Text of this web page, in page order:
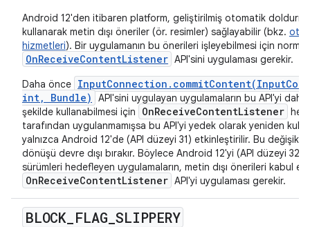
Android 12'den itibaren platform, geliştirilmiş otomatik
kullanarak metin dışı öneriler (ör. resimler) sağlayabilir (bkz.
hizmetleri). Bir uygulamanın bu önerileri işleyebilmesi için
OnReceiveContentListener API'sini uygulaması gerekir.
Daha önce
int, Bundle)
API'sini uygulayan uygulamaların bu API'yi
şekilde kullanabilmesi için
OnReceiveContentListener
tarafından uygulanmamışsa bu API'yi yedek olarak yeniden
yalnızca Android 12'de (API düzeyi 31) etkinleştirilir. Bu
dönüşü devre dışı bırakır. Böylece Android 12'yi (API düzeyi 32)
sürümleri hedefleyen uygulamaların, metin dışı önerileri kabul
OnReceiveContentListener API'yi uygulaması gerekir.
BLOCK FLAG _SLIPPERY